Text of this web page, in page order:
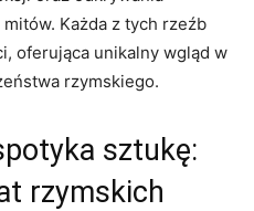
Każda z tych rzeźb
oferująca unikalny wgląd w
rzymskiego.
sztukę:
rzymskich